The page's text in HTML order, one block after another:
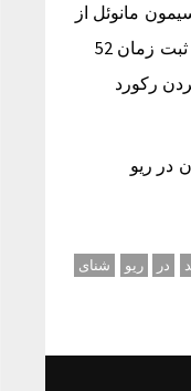
زنان سیمون مانوئل از
آمریکا و پنی الکسیاک از کانادا با ثبت زمان 52
کردن رکورد
در ریو
در ریو
شنای